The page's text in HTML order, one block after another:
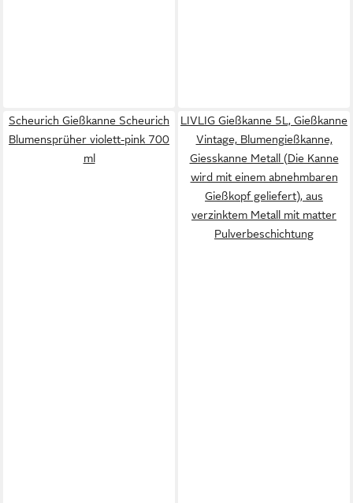
Scheurich Gießkanne Scheurich
Blumensprüher violett-pink 700
ml
LIVLIG Gießkanne 5L, Gießkanne
Vintage, Blumengießkanne,
Giesskanne Metall (Die Kanne
wird mit einem abnehmbaren
Gießkopf geliefert), aus
verzinktem Metall mit matter
Pulverbeschichtung